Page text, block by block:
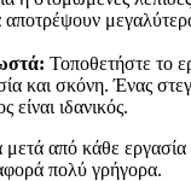
Τοποθετήστε το
και σκόνη. Ένας
είναι ιδανικός.
από κάθε εργασία
πολύ γρήγορα.